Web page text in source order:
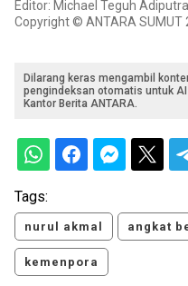
Editor: Michael Teguh
Copyright © ANTARA SUMUT
Dilarang keras mengambil
pengindeksan otomatis untuk
Kantor Berita ANTARA.
Tags:
nurul akmal angkat
kemenpora